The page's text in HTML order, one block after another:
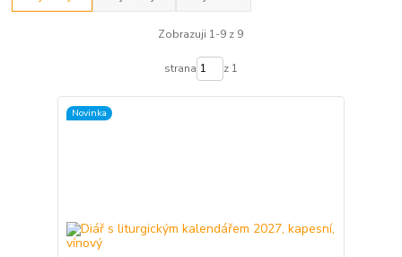
Zobrazuji 1-9 z 9
strana z 1
Novinka